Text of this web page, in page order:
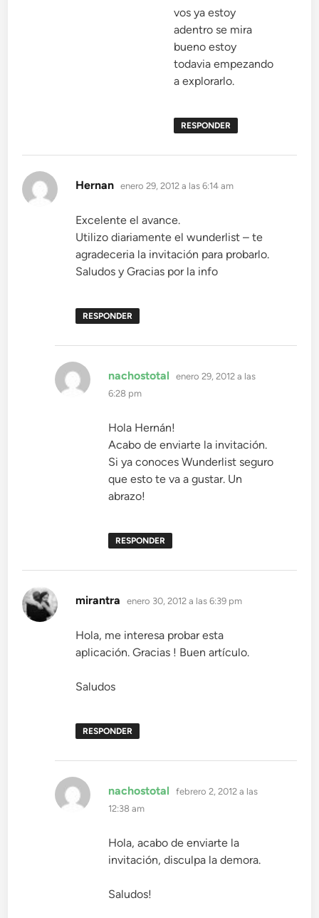
vos ya estoy
adentro se mira
bueno estoy
todavia empezando
a explorarlo.
RESPONDER
Hernan dice:
enero 29, 2012 a las 6:14 am
Excelente el avance.
Utilizo diariamente el wunderlist – te
agradeceria la invitación para probarlo.
Saludos y Gracias por la info
RESPONDER
nachostotal dice:
enero 29, 2012 a las
6:28 pm
Hola Hernán!
Acabo de enviarte la invitación.
Si ya conoces Wunderlist seguro
que esto te va a gustar. Un
abrazo!
RESPONDER
mirantra dice:
enero 30, 2012 a las 6:39 pm
Hola, me interesa probar esta
aplicación. Gracias ! Buen artículo.
Saludos
RESPONDER
nachostotal dice:
febrero 2, 2012 a las
12:38 am
Hola, acabo de enviarte la
invitación, disculpa la demora.
Saludos!